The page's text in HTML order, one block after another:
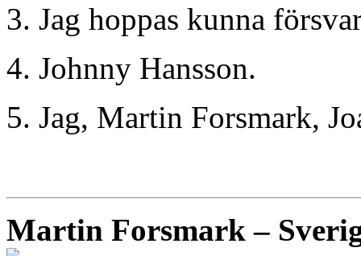
3. Jag hoppas kunna
4. Johnny Hansson.
5. Jag, Martin Forsmark,
Martin Forsmark –